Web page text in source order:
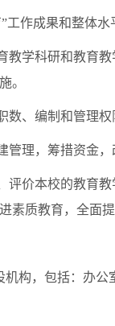
”工作成果和整体水
教学科研和教育
。
数、编制和管理
管理，筹措资金，
评价本校的教育
素质教育，全面提
机构，包括：办公